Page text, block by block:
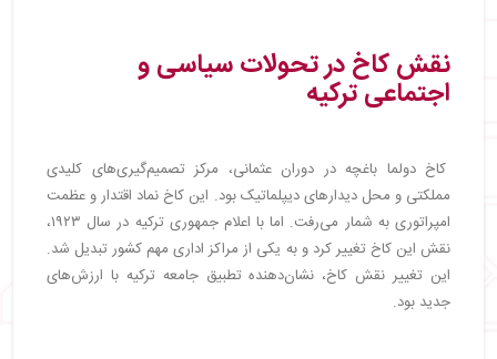
نقش کاخ در تحولات سیاسی و
اجتماعی ترکیه
کاخ دولما باغچه در دوران عثمانی، مرکز تصمیم‌گیری‌های کلیدی
مملکتی و محل دیدارهای دیپلماتیک بود. این کاخ نماد اقتدار و عظمت
امپراتوری به شمار می‌رفت. اما با اعلام جمهوری ترکیه در سال ۱۹۲۳،
نقش این کاخ تغییر کرد و به یکی از مراکز اداری مهم کشور تبدیل شد.
این تغییر نقش کاخ، نشان‌دهنده تطبیق جامعه ترکیه با ارزش‌های
جدید بود.